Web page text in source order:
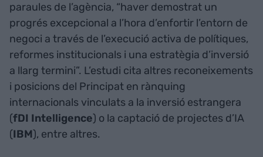
paraules de l’agència, “haver demostrat un
progrés excepcional a l’hora d’enfortir l’entorn de
negoci a través de l’execució activa de polítiques,
reformes institucionals i una estratègia d’inversió
a llarg termini”. L’estudi cita altres reconeixements
i posicions del Principat en rànquing
internacionals vinculats a la inversió estrangera
(fDI Intelligence) o la captació de projectes d’IA
(IBM), entre altres.